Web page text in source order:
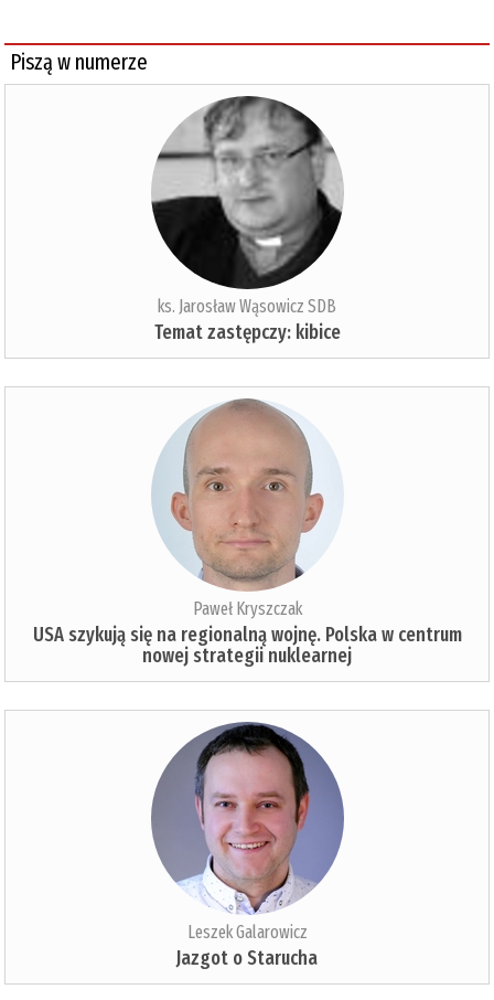
Piszą w numerze
ks. Jarosław Wąsowicz SDB
Temat zastępczy: kibice
Paweł Kryszczak
USA szykują się na regionalną wojnę. Polska w centrum
nowej strategii nuklearnej
Leszek Galarowicz
Jazgot o Starucha